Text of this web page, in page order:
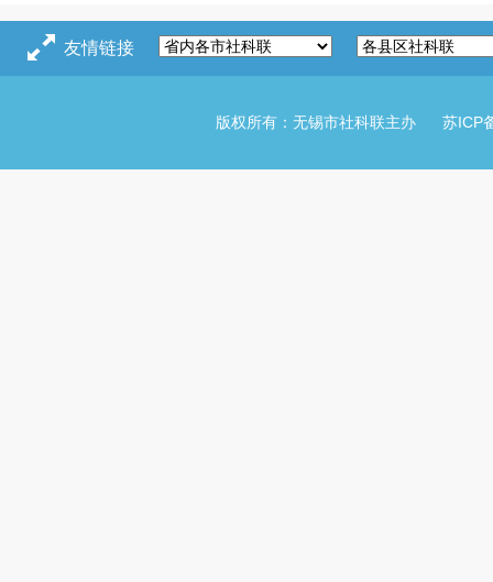
友情链接
版权所有：无锡市社科联主办 苏ICP